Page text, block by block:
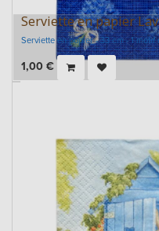
Serviette en papier
Serviette en papier - 33 cm - 1
1,00 €